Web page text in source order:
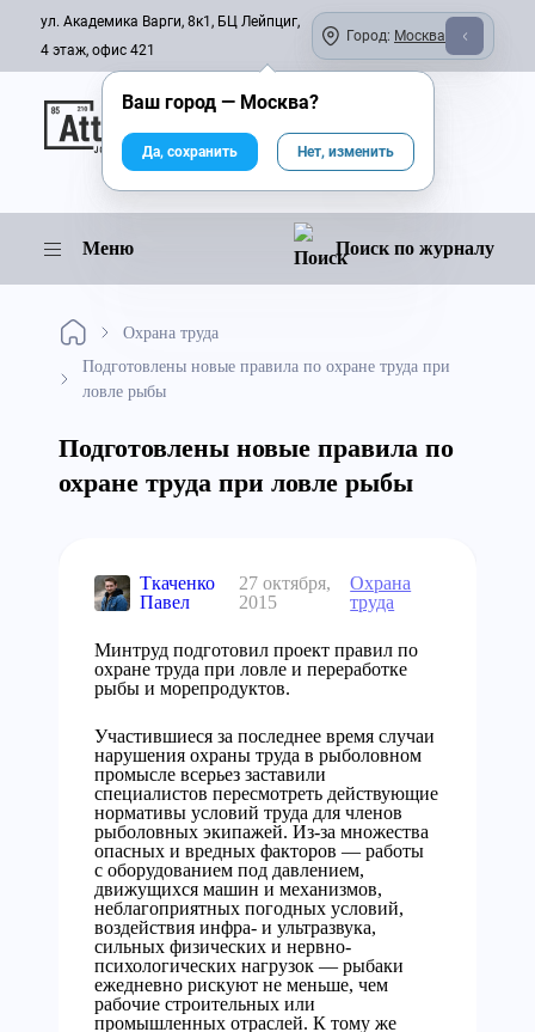
ул. Академика Варги, 8к1, БЦ Лейпциг,
4 этаж, офис 421
Город: Москва
Онлайн-журнал
Меню Поиск по журналу
Охрана труда
Подготовлены новые правила по охране труда при
ловле рыбы
Подготовлены новые правила по
охране труда при ловле рыбы
Ткаченко
Павел
27 октября,
2015
Охрана
труда
Минтруд подготовил проект правил по
охране труда при ловле и переработке
рыбы и морепродуктов.
Участившиеся за последнее время случаи
нарушения охраны труда в рыболовном
промысле всерьез заставили
специалистов пересмотреть действующие
нормативы условий труда для членов
рыболовных экипажей. Из-за множества
опасных и вредных факторов — работы
с оборудованием под давлением,
движущихся машин и механизмов,
неблагоприятных погодных условий,
воздействия инфра- и ультразвука,
сильных физических и нервно-
психологических нагрузок — рыбаки
ежедневно рискуют не меньше, чем
рабочие строительных или
промышленных отраслей. К тому же
Ваш город — Москва?
Да, сохранить Нет, изменить